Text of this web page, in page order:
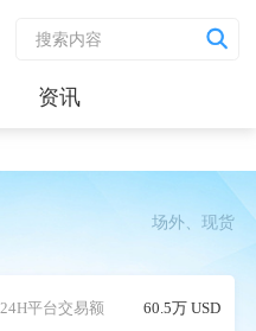
资讯
场外、现货
24H平台交易额 60.5万 USD